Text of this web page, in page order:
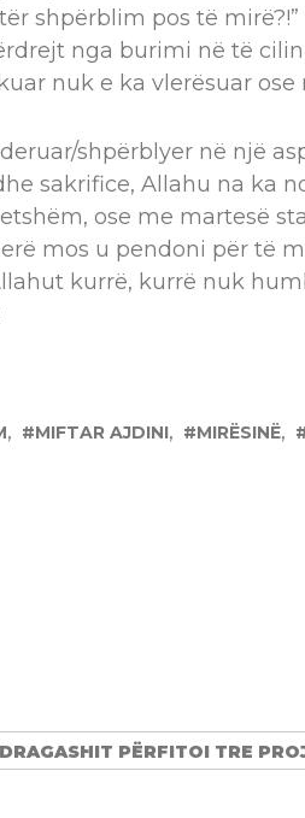
shpërblim pos të
nga burimi në të cilin
nuk e ka vlerësuar
shpërblyer në një
sakrifice, Allahu na ka
ose me martesë
mos u pendoni për të
kurrë, kurrë nuk
MIFTAR AJDINI MIRËSINË
PËRFITOI TRE